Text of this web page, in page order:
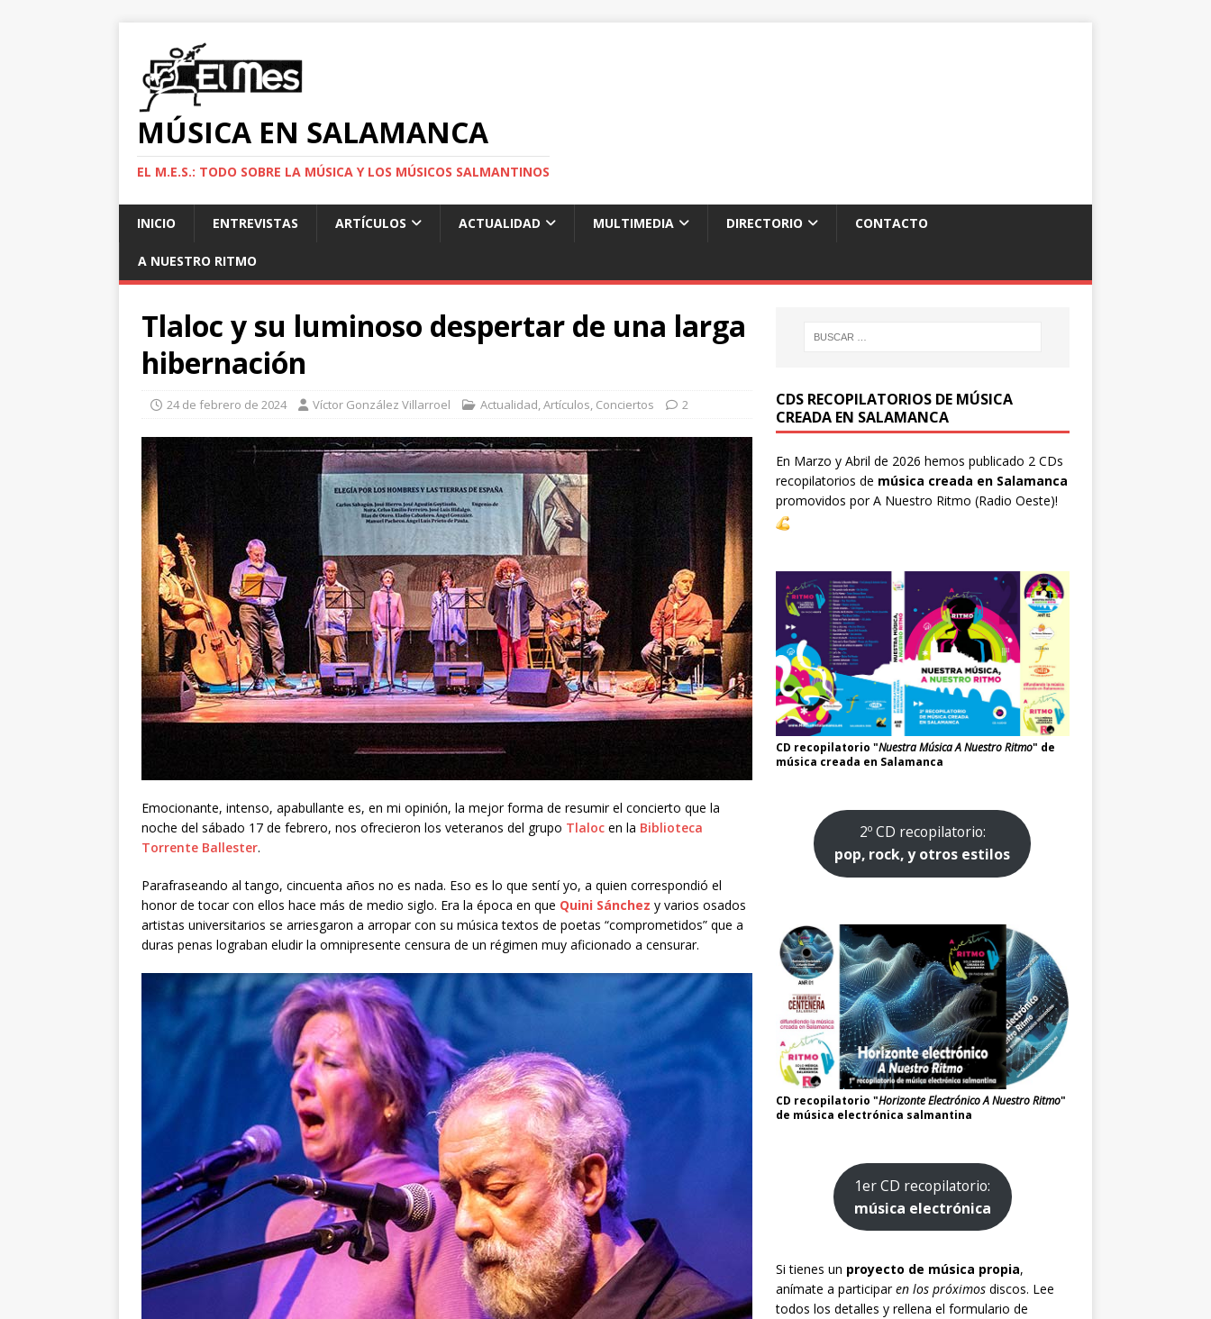
MÚSICA EN SALAMANCA
EL M.E.S.: TODO SOBRE LA MÚSICA Y LOS MÚSICOS SALMANTINOS
INICIO ENTREVISTAS ARTÍCULOS ACTUALIDAD MULTIMEDIA DIRECTORIO CONTACTO
A NUESTRO RITMO
Tlaloc y su luminoso despertar de una larga
hibernación
24 de febrero de 2024 Víctor González Villarroel Actualidad,Artículos, Conciertos 2
Emocionante, intenso, apabullante es, en mi opinión, la mejor forma de resumir el concierto que la
noche del sábado 17 de febrero, nos ofrecieron los veteranos del grupo Tlaloc en la Biblioteca
Torrente Ballester.
Parafraseando al tango, cincuenta años no es nada. Eso es lo que sentí yo, a quien correspondió el
honor de tocar con ellos hace más de medio siglo. Era la época en que Quini Sánchez y varios osados
artistas universitarios se arriesgaron a arropar con su música textos de poetas “comprometidos” que a
duras penas lograban eludir la omnipresente censura de un régimen muy aficionado a censurar.
CDS RECOPILATORIOS DE MÚSICA
CREADA EN SALAMANCA
En Marzo y Abril de 2026 hemos publicado 2 CDs
recopilatorios de música creada en Salamanca
promovidos porA Nuestro Ritmo (Radio Oeste)!
CD recopilatorio "Nuestra Música A Nuestro Ritmo" de
música creada en Salamanca
2º CD recopilatorio:
pop, rock, y otros estilos
CD recopilatorio "Horizonte Electrónico A Nuestro Ritmo"
de música electrónica salmantina
1er CD recopilatorio:
música electrónica
Si tienes un proyecto de música propia,
anímate a participaren los próximosdiscos. Lee
todos los detalles y rellena el formulario de